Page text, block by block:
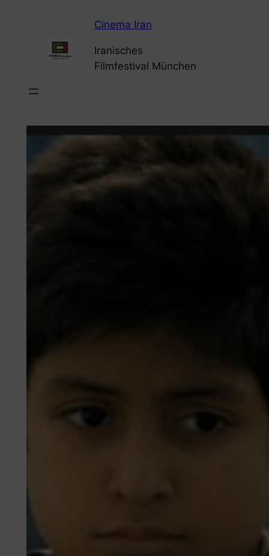
Cinema Iran
Iranisches
Filmfestival München